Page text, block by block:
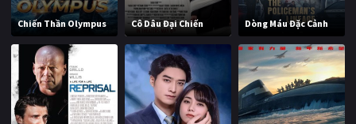
Chiến Thần Olympus Cô Dâu Đại Chiến Dòng Máu Đặc Cảnh